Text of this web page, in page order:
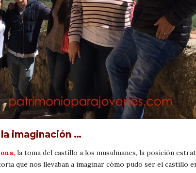
imaginación …
la toma del castillo a los musulmanes, la posición
que nos llevaban a imaginar cómo pudo ser el castillo